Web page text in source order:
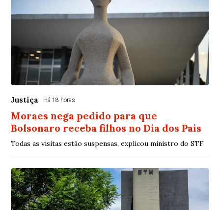
Justiça Há 18 horas
Moraes nega pedido para que
Bolsonaro receba filhos no Dia dos Pais
Todas as visitas estão suspensas, explicou ministro do STF